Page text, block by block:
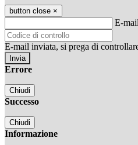
button close ×
E-mail
E-mail inviata, si prega di
Errore
Chiudi
Successo
Chiudi
Informazione